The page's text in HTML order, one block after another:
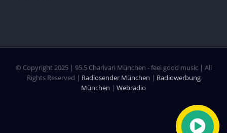
© Copyright 2025 | 95.5 Charivari München - feel good music | All
Rights Reserved | Radiosender München | Radiowerbung
München | Webradio